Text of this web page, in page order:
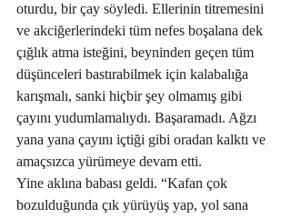
oturdu, bir çay söyledi. Ellerinin titremesini
ve akciğerlerindeki tüm nefes boşalana dek
çığlık atma isteğini, beyninden geçen tüm
düşünceleri bastırabilmek için kalabalığa
karışmalı, sanki hiçbir şey olmamış gibi
çayını yudumlamalıydı. Başaramadı. Ağzı
yana yana çayını içtiği gibi oradan kalktı ve
amaçsızca yürümeye devam etti.
Yine aklına babası geldi. “Kafan çok
bozulduğunda çık yürüyüş yap, yol sana